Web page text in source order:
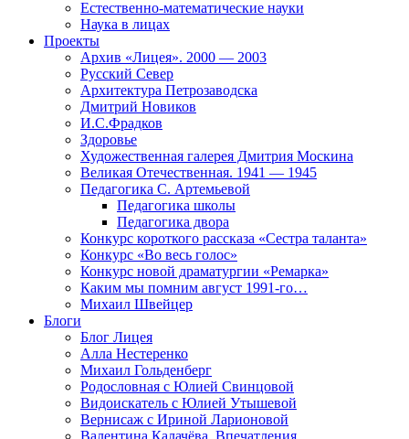
Естественно-математические науки
Наука в лицах
Проекты
Архив «Лицея». 2000 — 2003
Русский Север
Архитектура Петрозаводска
Дмитрий Новиков
И.С.Фрадков
Здоровье
Художественная галерея Дмитрия Москина
Великая Отечественная. 1941 — 1945
Педагогика С. Артемьевой
Педагогика школы
Педагогика двора
Конкурс короткого рассказа «Сестра таланта»
Конкурс «Во весь голос»
Конкурс новой драматургии «Ремарка»
Каким мы помним август 1991-го…
Михаил Швейцер
Блоги
Блог Лицея
Алла Нестеренко
Михаил Гольденберг
Родословная с Юлией Свинцовой
Видоискатель с Юлией Утышевой
Вернисаж с Ириной Ларионовой